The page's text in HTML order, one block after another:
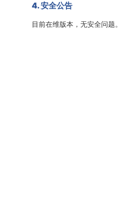
4. 安全公告
目前在维版本，无安全问题。